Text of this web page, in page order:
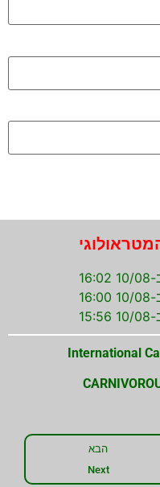
International
הבא
Next